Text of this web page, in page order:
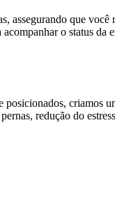
assegurando que
o status da
criamos
redução do